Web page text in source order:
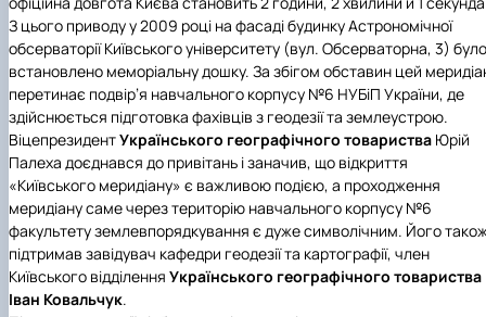
З цього приводу у 2009 році на фасаді будинку Астрономічної
обсерваторії Київського університету (вул. Обсерваторна, 3) було
встановлено меморіальну дошку. За збігом обставин цей
перетинає подвір’я навчального корпусу №6 НУБіП України, де
здійснюється підготовка фахівців з геодезії та землеустрою.
ВіцепрезидентУкраїнського географічного товариства Юрій
Палеха доєднався до привітань і заначив, що відкриття
«Київського меридіану» є важливою подією, а проходження
меридіану саме через територію навчального корпусу №6
факультету землевпорядкування є дуже символічним. Його
підтримав завідувач кафедри геодезії та картографії, член
Київського відділення Українського географічного товариства
Іван Ковальчук.